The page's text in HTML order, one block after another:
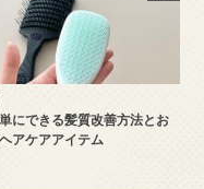
にできる髪質改善方法とお
アケアアイテム